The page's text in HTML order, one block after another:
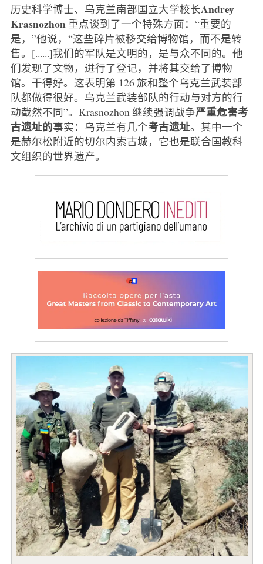
历史科学博士、乌克兰南部国立大学校长Andrey
Krasnozhon 重点谈到了一个特殊方面：“重要的
是，”他说，“这些碎片被移交给博物馆，而不是转
售。[......]我们的军队是文明的，是与众不同的。他
们发现了文物，进行了登记，并将其交给了博物
馆。干得好。这表明第 126 旅和整个乌克兰武装部
队都做得很好。乌克兰武装部队的行动与对方的行
动截然不同”。Krasnozhon 继续强调战争严重危害考
古遗址的事实：乌克兰有几个考古遗址。其中一个
是赫尔松附近的切尔内索古城，它也是联合国教科
文组织的世界遗产。